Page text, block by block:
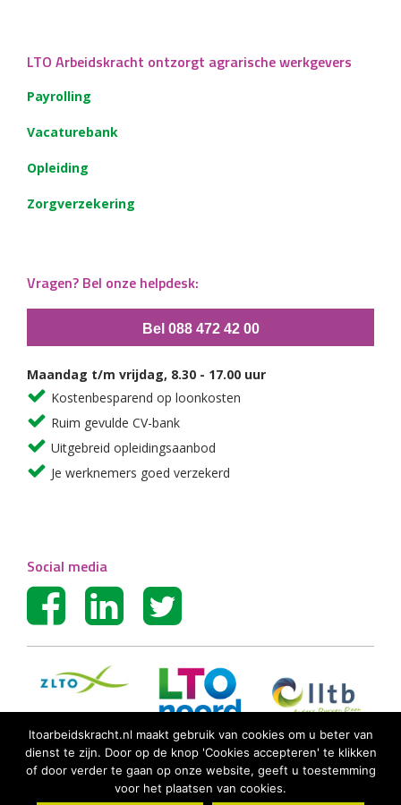
LTO Arbeidskracht ontzorgt agrarische werkgevers
Payrolling
Vacaturebank
Opleiding
Zorgverzekering
Vragen? Bel onze helpdesk:
Bel 088 472 42 00
Maandag t/m vrijdag, 8.30 - 17.00 uur
Kostenbesparend op loonkosten
Ruim gevulde CV-bank
Uitgebreid opleidingsaanbod
Je werknemers goed verzekerd
Social media
ltoarbeidskracht.nl maakt gebruik van cookies om u beter van
dienst te zijn. Door op de knop 'Cookies accepteren' te klikken
of door verder te gaan op onze website, geeft u toestemming
voor het plaatsen van cookies.